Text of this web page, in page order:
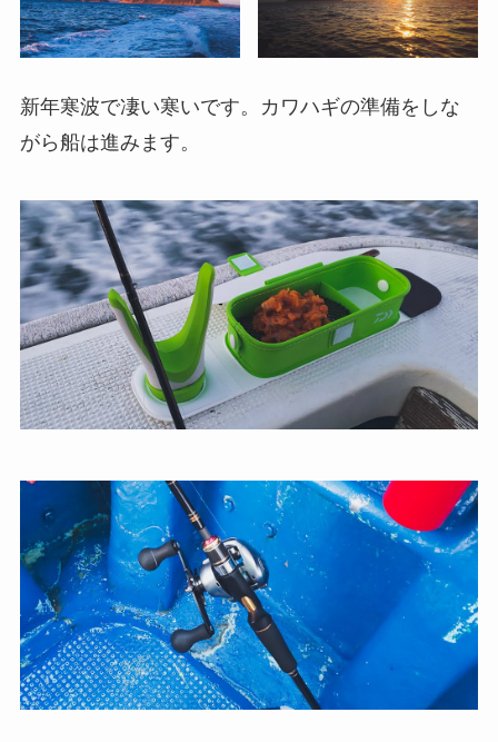
新年寒波で凄い寒いです。カワハギの準備をしな
がら船は進みます。